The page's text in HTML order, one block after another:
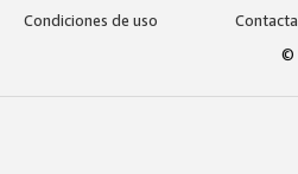
Condiciones de uso
©